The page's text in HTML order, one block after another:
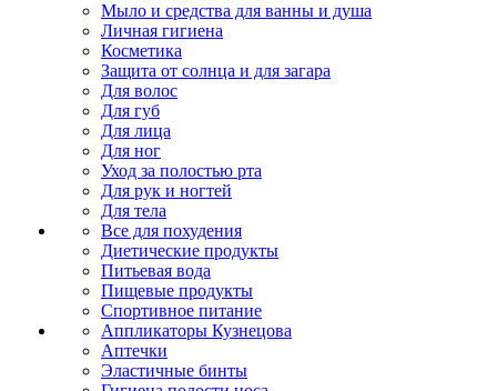
Мыло и средства для ванны и душа
Личная гигиена
Косметика
Защита от солнца и для загара
Для волос
Для губ
Для лица
Для ног
Уход за полостью рта
Для рук и ногтей
Для тела
Все для похудения
Диетические продукты
Питьевая вода
Пищевые продукты
Спортивное питание
Аппликаторы Кузнецова
Аптечки
Эластичные бинты